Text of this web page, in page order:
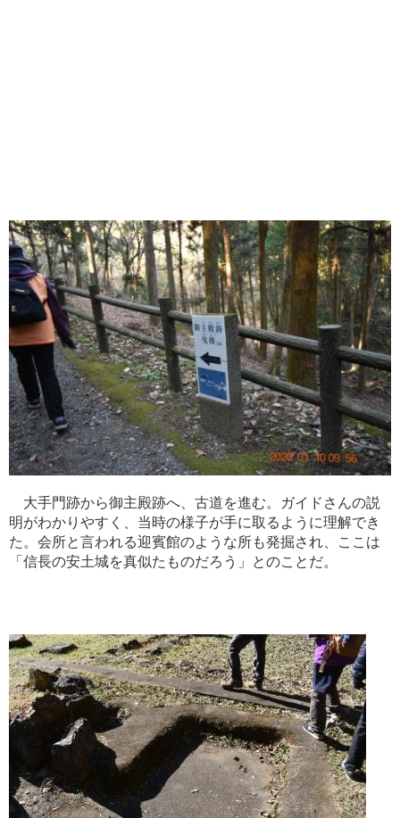
大手門跡から御主殿跡へ、古道を進む。ガイドさんの説
明がわかりやすく、当時の様子が手に取るように理解でき
た。会所と言われる迎賓館のような所も発掘され、ここは
「信長の安土城を真似たものだろう」とのことだ。